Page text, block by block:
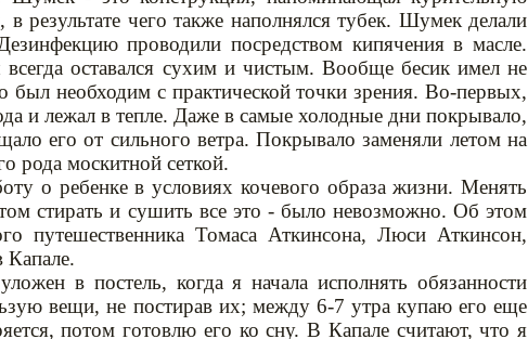
результате чего также наполнялся тубек. Шумек делали
проводили посредством кипячения в масле.
оставался сухим и чистым. Вообще бесик имел не
был необходим с практической точки зрения. Во-первых,
и лежал в тепле. Даже в самые холодные дни покрывало,
его от сильного ветра. Покрывало заменяли летом на
рода москитной сеткой.
о ребенке в условиях кочевого образа жизни. Менять
стирать и сушить все это - было невозможно. Об этом
путешественника Томаса Аткинсона, Люси Аткинсон,
Капале.
в постель, когда я начала исполнять обязанности
вещи, не постирав их; между 6-7 утра купаю его еще
потом готовлю его ко сну. В Капале считают, что я